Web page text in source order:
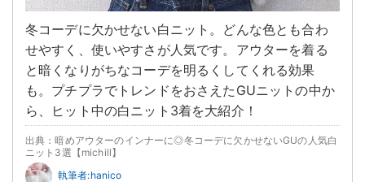
冬コーデに欠かせない白ニット。どんな色とも合わ
せやすく、使いやすさが人気です。アウターを着る
と暗くなりがちなコーデを明るくしてくれる効果
も。プチプラでトレンドをおさえたGUニットの中か
ら、ヒット中の白ニット3着を大紹介！
出典：暗めアウターのインナーに◎冬コーデに欠かせないGUの人気白
ニット3選【michill】
執筆者:hanico